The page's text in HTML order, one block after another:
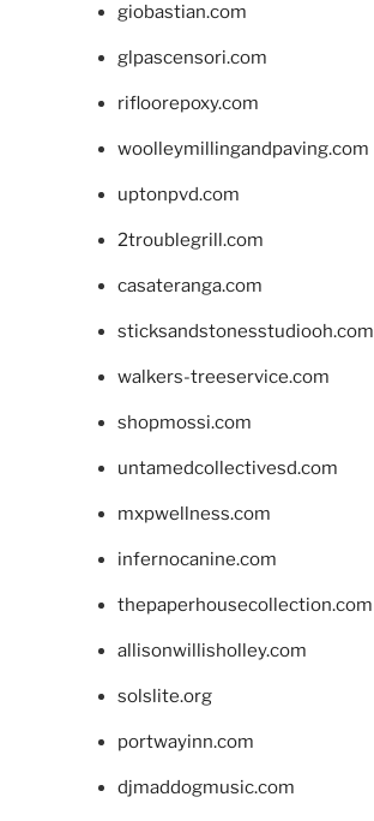
giobastian.com
glpascensori.com
rifloorepoxy.com
woolleymillingandpaving.com
uptonpvd.com
2troublegrill.com
casateranga.com
sticksandstonesstudiooh.com
walkers-treeservice.com
shopmossi.com
untamedcollectivesd.com
mxpwellness.com
infernocanine.com
thepaperhousecollection.com
allisonwillisholley.com
solslite.org
portwayinn.com
djmaddogmusic.com